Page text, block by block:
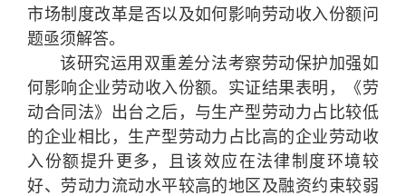
市场制度改革是否以及如何影响劳动收入份额问
题亟须解答。
该研究运用双重差分法考察劳动保护加强如
何影响企业劳动收入份额。实证结果表明，《劳
动合同法》出台之后，与生产型劳动力占比较低
的企业相比，生产型劳动力占比高的企业劳动收
入份额提升更多，且该效应在法律制度环境较
好、劳动力流动水平较高的地区及融资约束较弱